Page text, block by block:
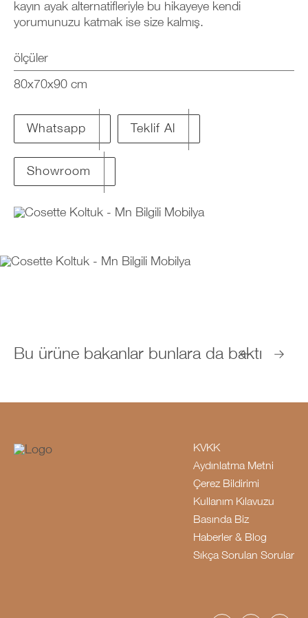
kayın ayak alternatifleriyle bu hikayeye kendi
yorumunuzu katmak ise size kalmış.
ölçüler
80x70x90 cm
Whatsapp Teklif Al
Showroom
Bu ürüne bakanlar bunlara da baktı
KVKK
Aydınlatma Metni
Çerez Bildirimi
Kullanım Kılavuzu
Basında Biz
Haberler & Blog
Sıkça Sorulan Sorular